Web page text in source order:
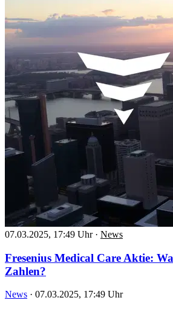
07.03.2025, 17:49 Uhr · News
Fresenius Medical Care Aktie:
Zahlen?
News · 07.03.2025, 17:49 Uhr